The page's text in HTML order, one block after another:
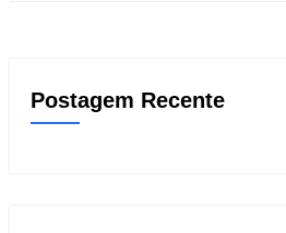
Postagem Recente